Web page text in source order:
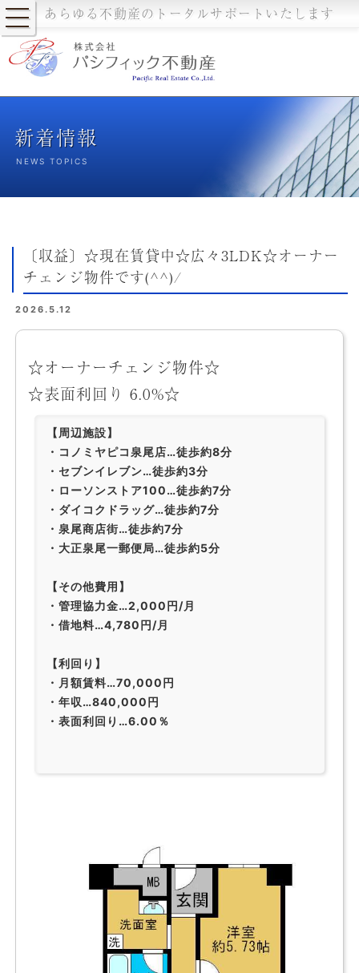
あらゆる不動産のトータルサポートいたします
新着情報
NEWS TOPICS
〔収益〕☆現在賃貸中☆広々3LDK☆オーナー
チェンジ物件です(^^)/
2026.5.12
☆オーナーチェンジ物件☆
☆表面利回り 6.0%☆
【周辺施設】
・コノミヤピコ泉尾店…徒歩約8分
・セブンイレブン…徒歩約3分
・ローソンストア100…徒歩約7分
・ダイコクドラッグ…徒歩約7分
・泉尾商店街…徒歩約7分
・大正泉尾一郵便局…徒歩約5分
【その他費用】
・管理協力金…2,000円/月
・借地料…4,780円/月
【利回り】
・月額賃料…70,000円
・年収…840,000円
・表面利回り…6.00％